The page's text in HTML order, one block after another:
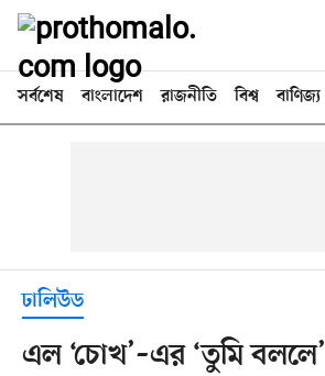
সর্বশেষ বাংলাদেশ রাজনীতি বিশ্ব বাণিজ্য
ঢালিউড
এল ‘চোখ’–এর ‘তুমি বললে’